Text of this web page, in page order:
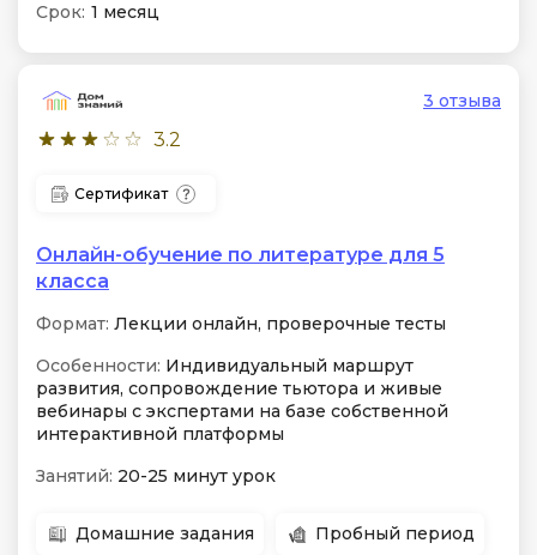
Срок: 1 месяц
3.2
3 отзыва
Сертификат
Онлайн-обучение по литературе для 5
класса
Формат: Лекции онлайн, проверочные тесты
Особенности: Индивидуальный маршрут
развития, сопровождение тьютора и живые
вебинары с экспертами на базе собственной
интерактивной платформы
Занятий: 20-25 минут урок
Домашние задания Пробный период